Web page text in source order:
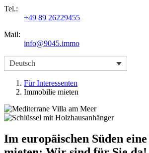
Tel.:
+49 89 26229455
Mail:
info@9045.immo
Deutsch
Für Interessenten
Immobilie mieten
Im europäischen Süden